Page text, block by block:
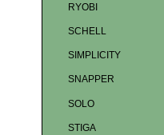
RYOBI
SCHELL
SIMPLICITY
SNAPPER
SOLO
STIGA